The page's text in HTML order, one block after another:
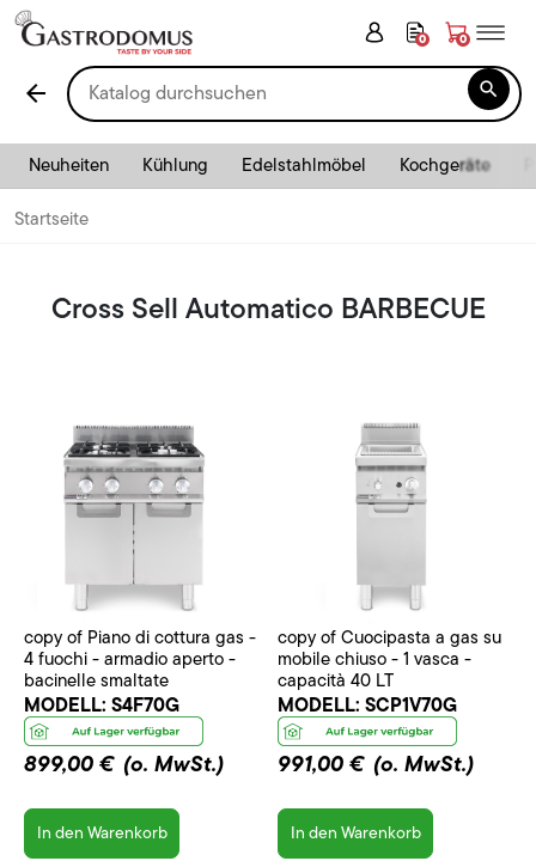
0 0
arrow_back 
Neuheiten Kühlung Edelstahlmöbel Kochgeräte
Startseite
Cross Sell Automatico BARBECUE
copy of Piano di cottura gas -
4 fuochi - armadio aperto -
bacinelle smaltate
MODELL: S4F70G
899,00 € (o. MwSt.)
In den Warenkorb
copy of Cuocipasta a gas su
mobile chiuso - 1 vasca -
capacità 40 LT
MODELL: SCP1V70G
991,00 € (o. MwSt.)
In den Warenkorb